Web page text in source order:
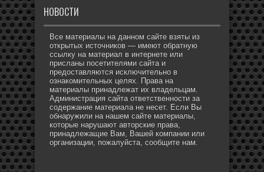
НОВОСТИ
Все материалы на данном сайте взяты из
открытых источников — имеют обратную
ссылку на материал в интернете или
присланы посетителями сайта и
предоставляются исключительно в
ознакомительных целях. Права на
материалы принадлежат их владельцам.
Администрация сайта ответственности за
содержание материала не несет. Если Вы
обнаружили на нашем сайте материалы,
которые нарушают авторские права,
принадлежащие Вам, Вашей компании или
организации, пожалуйста, сообщите нам.